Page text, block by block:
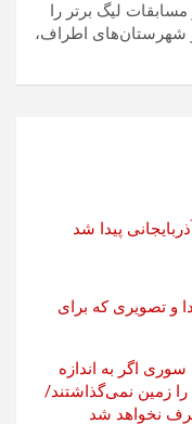
لیگ برتر را
شهرستان‌های اطراف،
پیدا شد
و تصویری که برای
اگر به اندازه
زمین نمی‌گذاشتند/
نخواهد شد